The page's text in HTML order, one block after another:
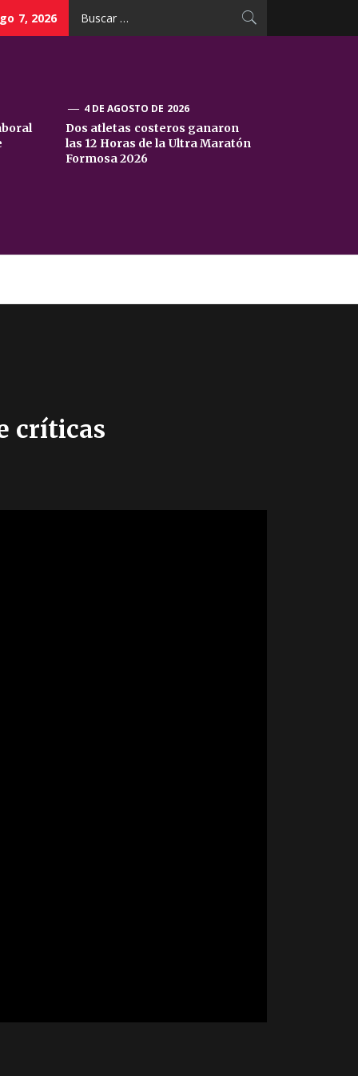
7, 2026
4 DE AGOSTO DE 2026
Dos atletas costeros ganaron
las 12 Horas de la Ultra Maratón
Formosa 2026
críticas